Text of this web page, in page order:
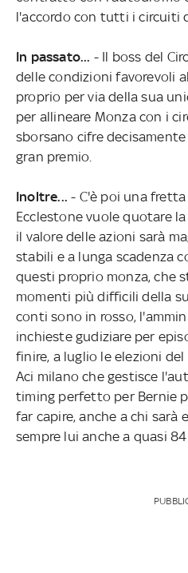
l'accordo con tutti i circuiti
In passato... - Il boss del
delle condizioni favorevoli
proprio per via della sua
per allineare Monza con i
sborsano cifre
gran premio.
Inoltre...- C'è poi una
Ecclestone vuole quotare
il valore delle azioni sarà
stabili e a lunga scadenza
questi proprio monza, che
momenti più difficili della
conti sono in rosso,
inchieste gudiziare per
finire, a luglio le elezioni
Aci milano che gestisce
timing perfetto per Bernie
far capire, anche a chi sarà
sempre lui anche a quasi 84